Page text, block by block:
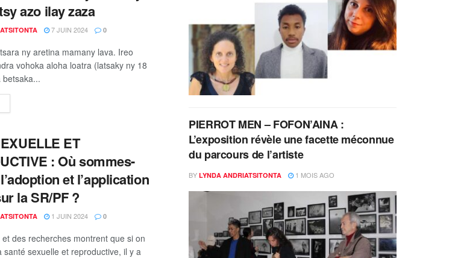
azo ilay zaza
7 JUIN 2024 0
ny aretina mamany lava. Ireo
vohoka aloha loatra (latsaky ny 18
ET
: Où sommes-
et l’application
la SR/PF ?
1 JUIN 2024 0
des recherches montrent que si on
santé sexuelle et reproductive, il y a
PIERROT MEN – FOFON’AINA :
L’exposition révèle une facette méconnue
du parcours de l’artiste
BY LYNDA ANDRIATSITONTA 1 MOIS AGO